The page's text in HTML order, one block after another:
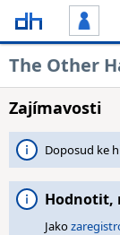
The Other
Zajímavosti
Doposud ke
Hodnotit,
Jako